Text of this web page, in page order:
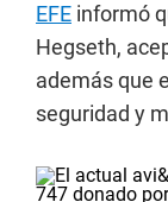
EFE informó
Hegseth,
además que
seguridad y